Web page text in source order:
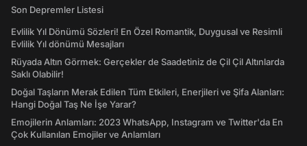
Son Depremler Listesi
Evlilik Yıl Dönümü Sözleri! En Özel Romantik, Duygusal ve Resimli
Evlilik Yıl dönümü Mesajları
Rüyada Altın Görmek: Gerçekler de Saadetiniz de Çil Çil Altınlarda
Saklı Olabilir!
Doğal Taşların Merak Edilen Tüm Etkileri, Enerjileri ve Şifa Alanları:
Hangi Doğal Taş Ne İşe Yarar?
Emojilerin Anlamları: 2023 WhatsApp, Instagram ve Twitter'da En
Çok Kullanılan Emojiler ve Anlamları